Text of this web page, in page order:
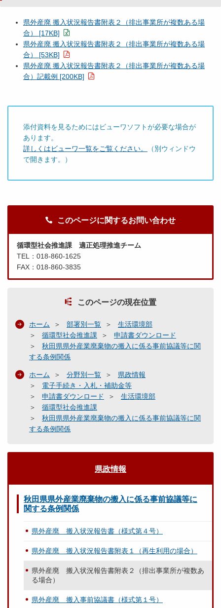
県外産廃 搬入状況報告書附表２（排出事業所が複数ある場
合） [17KB]
県外産廃 搬入状況報告書附表２（排出事業所が複数ある場
合） [53KB]
県外産廃 搬入状況報告書附表２（排出事業所が複数ある場
合）記載例 [200KB]
添付資料を見るためにはビューワソフトが必要な場合が
あります。
詳しくはビューワ一覧をご覧ください。
（別ウィンドウ
で開きます。）
このページに関するお問い合わせ
循環型社会推進課 適正処理推進チーム
TEL：018-860-1625
FAX：018-860-3835
このページの現在位置
ホーム 部署別一覧
生活環境部
循環型社会推進課
申請書ダウンロード
秋田県県外産業廃棄物の搬入に係る事前協議等に関
する条例関係
ホーム 分野別一覧
県政情報
電子手続き・入札・補助金等
申請書ダウンロード
生活環境部
循環型社会推進課
秋田県県外産業廃棄物の搬入に係る事前協議等に関
する条例関係
県政情報
秋田県県外産業廃棄物の搬入に係る事前協議等に
関する条例関係
県外産廃 搬入状況報告書（様式第４号）
県外産廃 搬入状況報告書附表１（再生利用の場合）
県外産廃 搬入状況報告書附表２（排出事業所が複数あ
る場合）
県外産廃 搬入事前協議書（様式第１号）